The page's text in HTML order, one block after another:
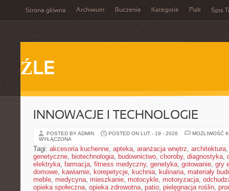
Strona główna Archiwum Buczenie Kategorie Pisk Spis
ŹLE
INNOWACJE I TECHNOLOGIE
POSTED BY ADMIN POSTED ON LUT - 19 - 2026
MOŻLIWOŚĆ
WYŁĄCZONA
Tagi: akcesoria kuchenne, apteka, aranżacja wnętrz, architektura
genetyczne, biotechnologia, budownictwo, choroby, diagnostyka,
elektryka, farmacja, fitness medyczny, genetyka, gotowanie, gry
domowe, kawiarnie, korepetycje, kuchnia, kulinaria, materiały
meble, medycyna, mieszkanie, motocykle, motoryzacja,
opieka społeczna, opieka zdrowotna, patio, pielęgnacja roślin,